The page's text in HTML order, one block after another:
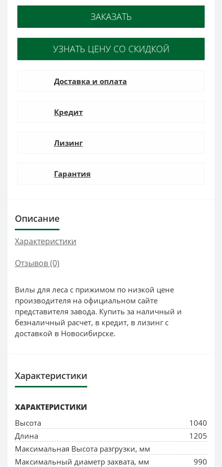
ЗАКАЗАТЬ
УЗНАТЬ ЦЕНУ СО СКИДКОЙ
Доставка и оплата
Кредит
Лизинг
Гарантия
Описание
Характеристики
Отзывов (0)
Вилы для леса с прижимом по низкой цене
производителя на официальном сайте
представителя завода. Купить за наличный и
безналичный расчет, в кредит, в лизинг с
доставкой в Новосибирске.
Характеристики
ХАРАКТЕРИСТИКИ
Высота
1040
Длина
1205
Максимальная Высота разгрузки, мм
Максимальный диаметр захвата, мм
990